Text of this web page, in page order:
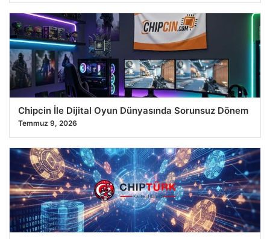
Chipcin İle Dijital Oyun Dünyasında Sorunsuz Dönem
Temmuz 9, 2026